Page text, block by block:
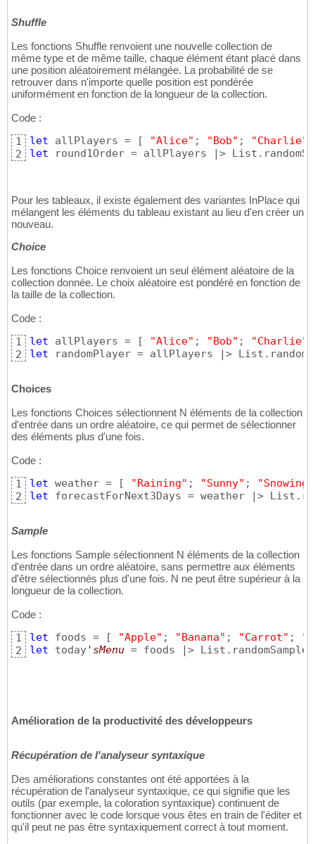
Shuffle
Les fonctions Shuffle renvoient une nouvelle collection de
même type et de même taille, chaque élément étant placé dans
une position aléatoirement mélangée. La probabilité de se
retrouver dans n'importe quelle position est pondérée
uniformément en fonction de la longueur de la collection.
Code :
1
2
let allPlayers = [ "Alice" ; "Bob" ; "Charlie"
let round1Order = allPlayers |>
Pour les tableaux, il existe également des variantes InPlace qui
mélangent les éléments du tableau existant au lieu d'en créer un
nouveau.
Choice
Les fonctions Choice renvoient un seul élément aléatoire de la
collection donnée. Le choix aléatoire est pondéré en fonction de
la taille de la collection.
Code :
1
2
let allPlayers = [ "Alice" ; "Bob" ; "Charlie"
let randomPlayer = allPlayers |>
Choices
Les fonctions Choices sélectionnent N éléments de la collection
d'entrée dans un ordre aléatoire, ce qui permet de sélectionner
des éléments plus d'une fois.
Code :
1
2
let weather = [ "Raining" ; "Sunny" ; "Snowing"
let forecastForNext3Days = weather |>
Sample
Les fonctions Sample sélectionnent N éléments de la collection
d'entrée dans un ordre aléatoire, sans permettre aux éléments
d'être sélectionnés plus d'une fois. N ne peut être supérieur à la
longueur de la collection.
Code :
1
2
let foods = [ "Apple" ; "Banana" ; "Carrot" ;
let today'sMenu = foods |> List.randomSample
Amélioration de la productivité des développeurs
Récupération de l'analyseur syntaxique
Des améliorations constantes ont été apportées à la
récupération de l'analyseur syntaxique, ce qui signifie que les
outils (par exemple, la coloration syntaxique) continuent de
fonctionner avec le code lorsque vous êtes en train de l'éditer et
qu'il peut ne pas être syntaxiquement correct à tout moment.